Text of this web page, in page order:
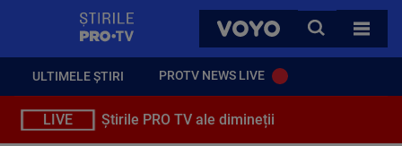
VOYO
CAUTA
TOATE
ULTIMELE ȘTIRI PROTV NEWS LIVE
LIVE Știrile PRO TV ale dimineții